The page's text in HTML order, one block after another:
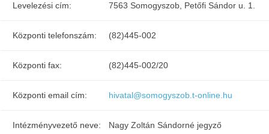
Levelezési cím: 7563 Somogyszob, Petőfi Sándor u. 1.
Központi telefonszám: (82)445-002
Központi fax: (82)445-002/20
Központi email cím: hivatal@somogyszob.t-online.hu
Intézményvezető neve: Nagy Zoltán Sándorné jegyző